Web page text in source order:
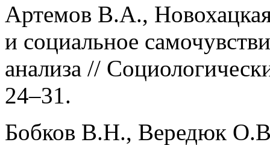
Артемов В.А.,
и социальное
анализа //
24–31.
Бобков В.Н., Вередюк